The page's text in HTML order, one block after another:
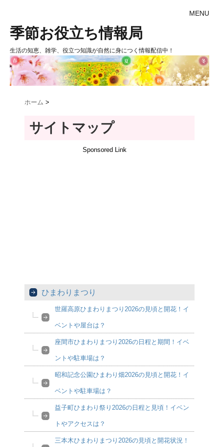
MENU
季節お役立ち情報局
生活の知恵、雑学、役立つ知識が自然に身につく情報配信中！
ホーム >
サイトマップ
Sponsored Link
ひまわりまつり
世羅高原ひまわりまつり2026の見頃と開花！イ
ベントや屋台は？
座間市ひまわりまつり2026の日程と期間！イベ
ントや駐車場は？
昭和記念公園ひまわり畑2026の見頃と開花！イ
ベントや駐車場は？
益子町ひまわり祭り2026の日程と見頃！イベン
トやアクセスは？
三本木ひまわりまつり2026の見頃と開花状況！